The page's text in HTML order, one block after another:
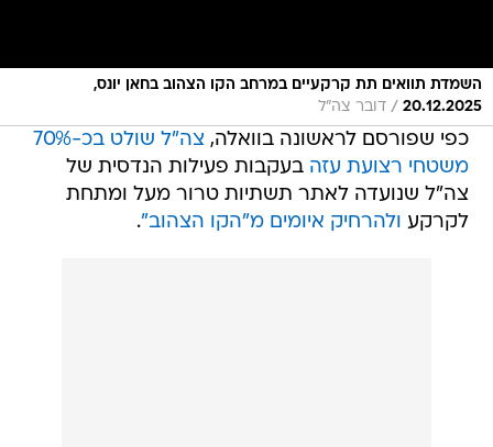
השמדת תוואים תת קרקעיים במרחב הקו הצהוב בחאן יונס,
20.12.2025
/ דובר צה"ל
כפי שפורסם לראשונה בוואלה,
צה"ל שולט בכ-70%
משטחי רצועת עזה בעקבות פעילות הנדסית של
צה"ל שנועדה לאתר תשתיות טרור מעל ומתחת
לקרקע ולהרחיק איומים מ"הקו הצהוב".